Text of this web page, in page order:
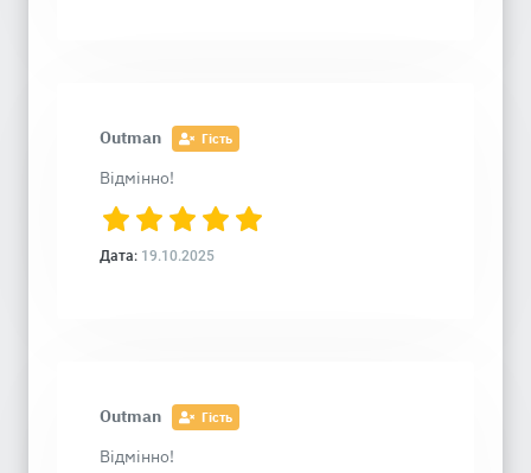
Outman Гість
Відмінно!
Дата: 19.10.2025
Outman Гість
Відмінно!